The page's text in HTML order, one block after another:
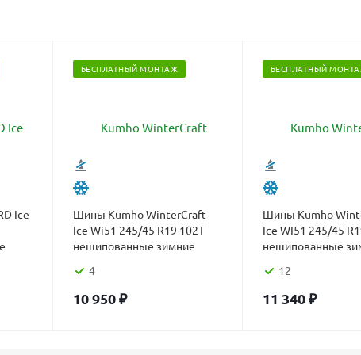
Ice
БЕСПЛАТНЫЙ МОНТАЖ
Шины Kumho WinterCraft
Ice Wi51 245/45 R19 102T
нешипованные зимние
4
10 950₽
БЕСПЛАТНЫЙ
Шины Kumho
Ice WI51 245/45
нешипованные
12
11 340₽